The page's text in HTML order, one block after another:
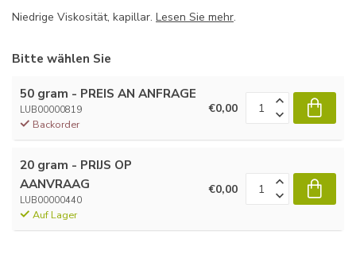
Niedrige Viskosität, kapillar. Lesen Sie mehr.
Bitte wählen Sie
50 gram - PREIS AN ANFRAGE
LUB00000819
Backorder
€0,00
20 gram - PRIJS OP
AANVRAAG
LUB00000440
Auf Lager
€0,00